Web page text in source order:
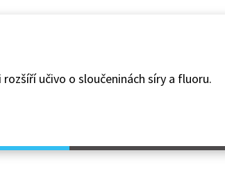
učivo o sloučeninách síry a fluoru.